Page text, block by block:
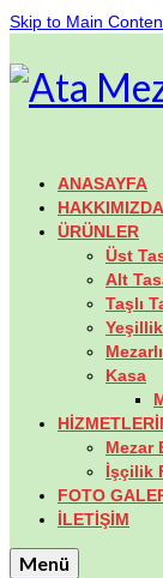
Skip to Main
ANASAYFA
HAKKIMIZDA
ÜRÜNLER
Üst
Alt
Taşlı
Kasa
Mezar
İşçilik
FOTO
İLETİŞİM
Menü